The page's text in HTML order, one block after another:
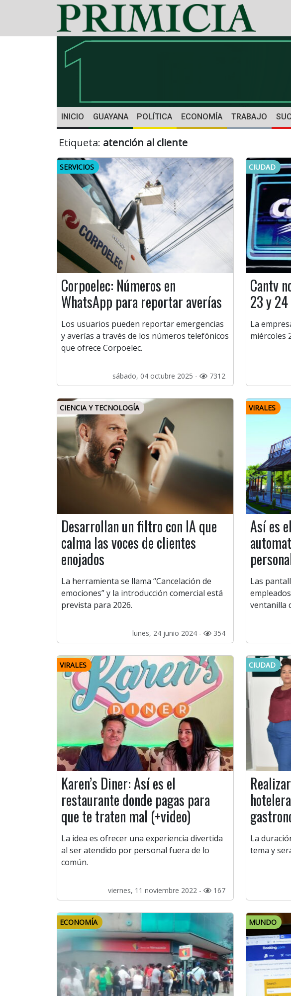
INICIO GUAYANA POLÍTICA ECONOMÍA TRABAJO
Etiqueta: atención al cliente
SERVICIOS
Corpoelec: Números en
WhatsApp para reportar averías
Los usuarios pueden reportar emergencias
y averías a través de los números telefónicos
que ofrece Corpoelec.
sábado, 04 octubre 2025 - 7312
CIUDAD
Cantv
23 y
La
miércoles
CIENCIA Y TECNOLOGÍA
Desarrollan un filtro con IA que
calma las voces de clientes
enojados
La herramienta se llama “Cancelación de
emociones” y la introducción comercial está
prevista para 2026.
lunes, 24 junio 2024 - 354
VIRALES
Así es
Las
ventanilla
VIRALES
Karen’s Diner: Así es el
restaurante donde pagas para
que te traten mal (+video)
La idea es ofrecer una experiencia divertida
al ser atendido por personal fuera de lo
común.
viernes, 11 noviembre 2022 - 167
CIUDAD
La
tema y
ECONOMÍA MUNDO